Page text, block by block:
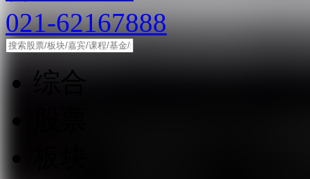
021-62167888
综合